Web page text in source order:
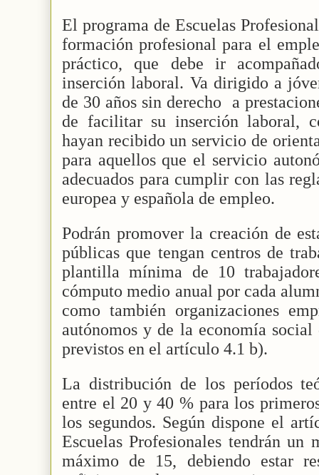
El programa de Escuelas
formación profesional para el
práctico, que debe ir
inserción laboral. Va dirigido a
de 30 años sin derecho
a
de facilitar su inserción laboral,
hayan recibido un servicio de
para aquellos que el servicio
adecuados para cumplir con las
europea y española de empleo.
Podrán promover la creación de
públicas que tengan centros de
plantilla mínima de 10
cómputo medio anual por cada
como también organizaciones
autónomos y de la economía
previstos en el artículo 4.1 b).
La distribución de los períodos
entre el 20 y 40 % para los
los segundos. Según dispone el
Escuelas Profesionales tendrán
máximo de 15, debiendo estar